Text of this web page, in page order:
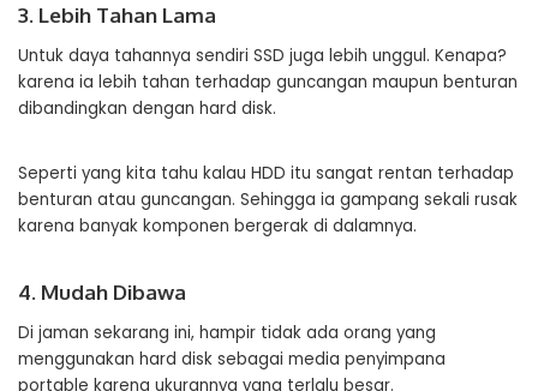
3. Lebih Tahan Lama
Untuk daya tahannya sendiri SSD juga lebih unggul. Kenapa?
karena ia lebih tahan terhadap guncangan maupun benturan
dibandingkan dengan hard disk.
Seperti yang kita tahu kalau HDD itu sangat rentan terhadap
benturan atau guncangan. Sehingga ia gampang sekali rusak
karena banyak komponen bergerak di dalamnya.
4. Mudah Dibawa
Di jaman sekarang ini, hampir tidak ada orang yang
menggunakan hard disk sebagai media penyimpana
portable karena ukurannya yang terlalu besar.